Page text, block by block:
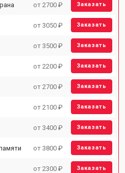
от 2700 ₽ Заказать
от 3050 ₽ Заказать
от 3500 ₽ Заказать
от 2200 ₽ Заказать
от 2700 ₽ Заказать
от 2100 ₽ Заказать
от 3400 ₽ Заказать
от 3800 ₽ Заказать
от 2300 ₽ Заказать